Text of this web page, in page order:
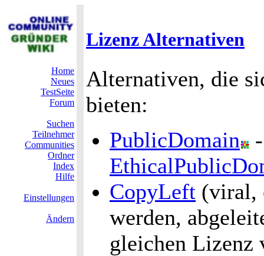
Lizenz Alternativen
Home
Neues
TestSeite
Forum
Suchen
Teilnehmer
Communities
Ordner
Index
Hilfe
Einstellungen
Ändern
Alternativen, die
bieten:
PublicDomain
CopyLeft (viral,
werden,
gleichen Lizenz